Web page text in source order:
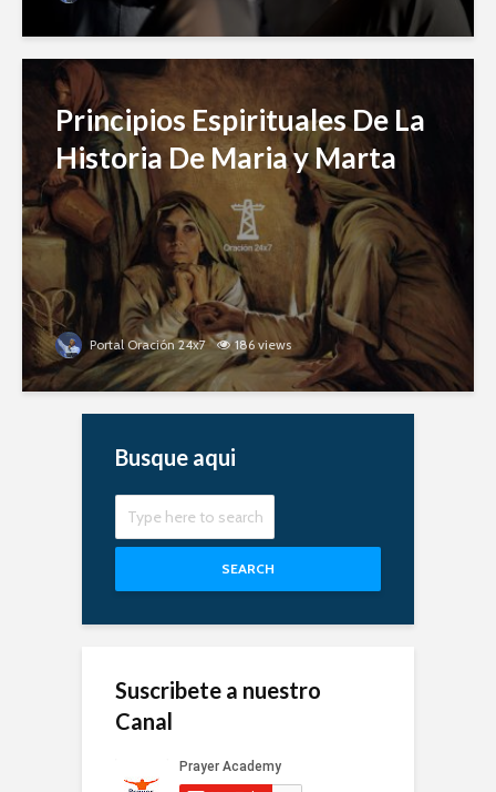
Principios Espirituales De La
Historia De Maria y Marta
Portal Oración 24x7 186 views
Busque aqui
SEARCH
Suscribete a nuestro
Canal